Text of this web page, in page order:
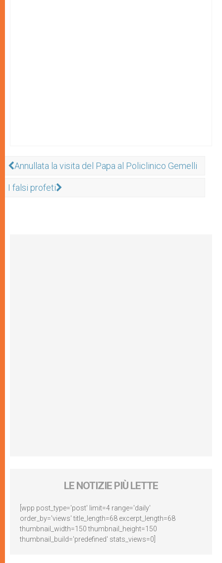
Annullata la visita del Papa al Policlinico Gemelli
I falsi profeti
LE NOTIZIE PIÙ LETTE
[wpp post_type='post' limit=4 range='daily'
order_by='views' title_length=68 excerpt_length=68
thumbnail_width=150 thumbnail_height=150
thumbnail_build='predefined' stats_views=0]